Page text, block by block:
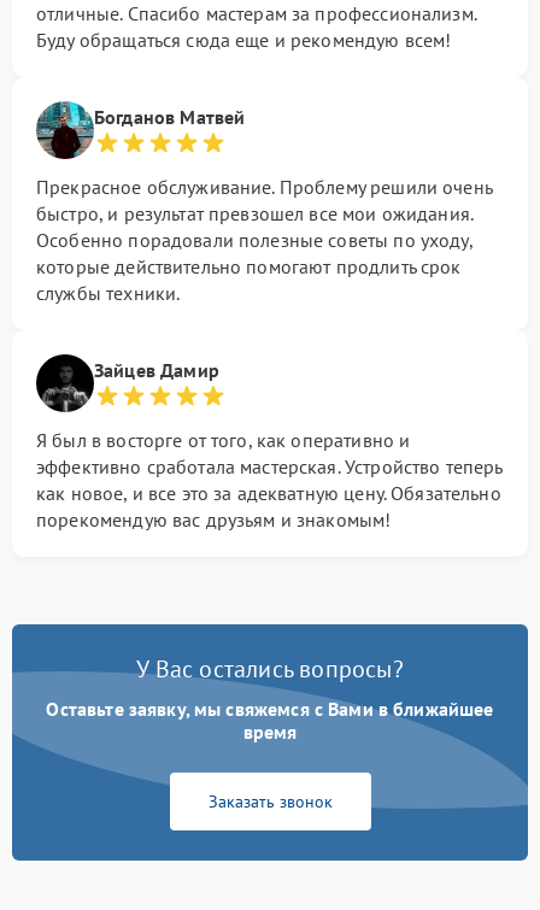
отличные. Спасибо мастерам за профессионализм.
Буду обращаться сюда еще и рекомендую всем!
Богданов Матвей
Прекрасное обслуживание. Проблему решили очень
быстро, и результат превзошел все мои ожидания.
Особенно порадовали полезные советы по уходу,
которые действительно помогают продлить срок
службы техники.
Зайцев Дамир
Я был в восторге от того, как оперативно и
эффективно сработала мастерская. Устройство теперь
как новое, и все это за адекватную цену. Обязательно
порекомендую вас друзьям и знакомым!
У Вас остались вопросы?
Оставьте заявку, мы свяжемся с Вами в ближайшее
время
Заказать звонок